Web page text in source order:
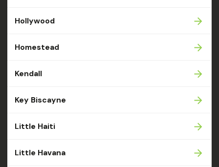
Hollywood
Homestead
Kendall
Key Biscayne
Little Haiti
Little Havana